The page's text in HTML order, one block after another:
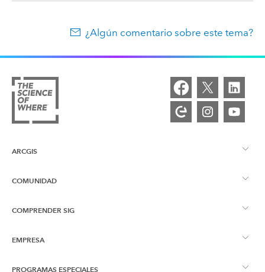
¿Algún comentario sobre este tema?
ARCGIS
Descripción general de ArcGIS
COMUNIDAD
Comunidad de Esri
COMPRENDER SIG
¿Qué son los SIG?
EMPRESA
PROGRAMAS ESPECIALES